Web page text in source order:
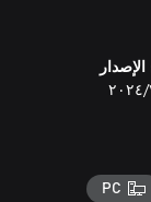
الإصدار
PC